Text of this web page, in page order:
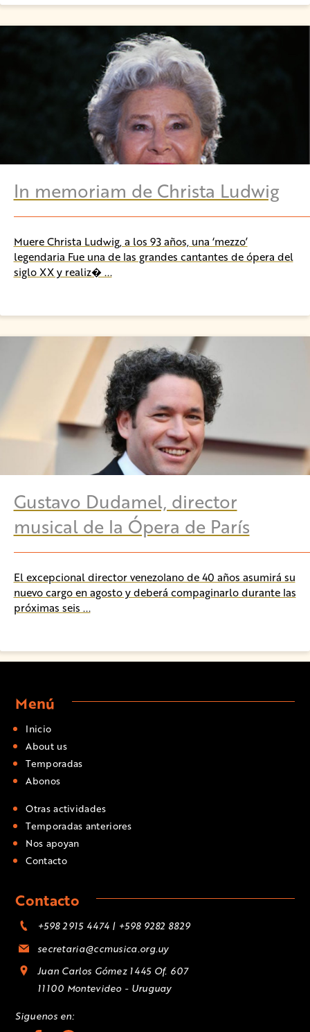
In memoriam de Christa Ludwig
Muere Christa Ludwig, a los 93 años, una ‘mezzo’
legendaria Fue una de las grandes cantantes de ópera del
siglo XX y realiz� ...
Gustavo Dudamel, director
musical de la Ópera de París
El excepcional director venezolano de 40 años asumirá su
nuevo cargo en agosto y deberá compaginarlo durante las
próximas seis ...
Menú
Inicio
About us
Temporadas
Abonos
Otras actividades
Temporadas anteriores
Nos apoyan
Contacto
Contacto
+598 2915 4474 | +598 9282 8829
secretaria@ccmusica.org.uy
Juan Carlos Gómez 1445 Of. 607
11100 Montevideo - Uruguay
Siguenos en: